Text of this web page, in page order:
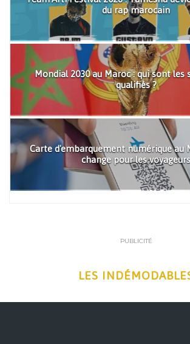
du rap marocain
Mondial 2030 au Maroc : qui sont les
qualifiés ?
Carte d'embarquement numérique au
change pour les voyageurs
PUBLICITÉ
LES